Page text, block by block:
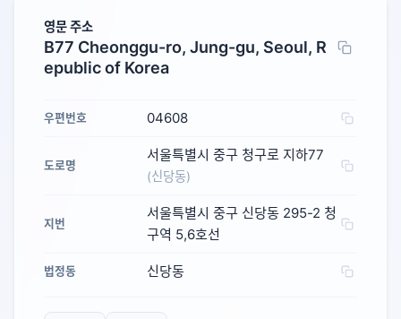
영문 주소
B77 Cheonggu-ro, Jung-gu, Seoul, R
epublic of Korea
우편번호 04608
도로명
서울특별시 중구 청구로 지하77
(신당동)
지번
서울특별시 중구 신당동 295-2 청
구역 5,6호선
법정동 신당동